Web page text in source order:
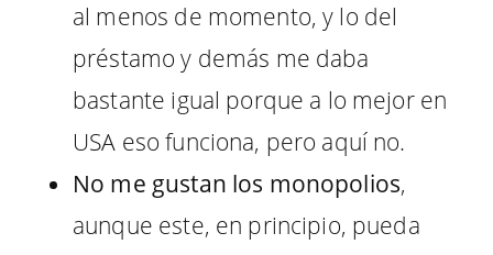
al menos de momento, y lo del
préstamo y demás me daba
bastante igual porque a lo mejor en
USA eso funciona, pero aquí no.
No me gustan los monopolios,
aunque este, en principio, pueda